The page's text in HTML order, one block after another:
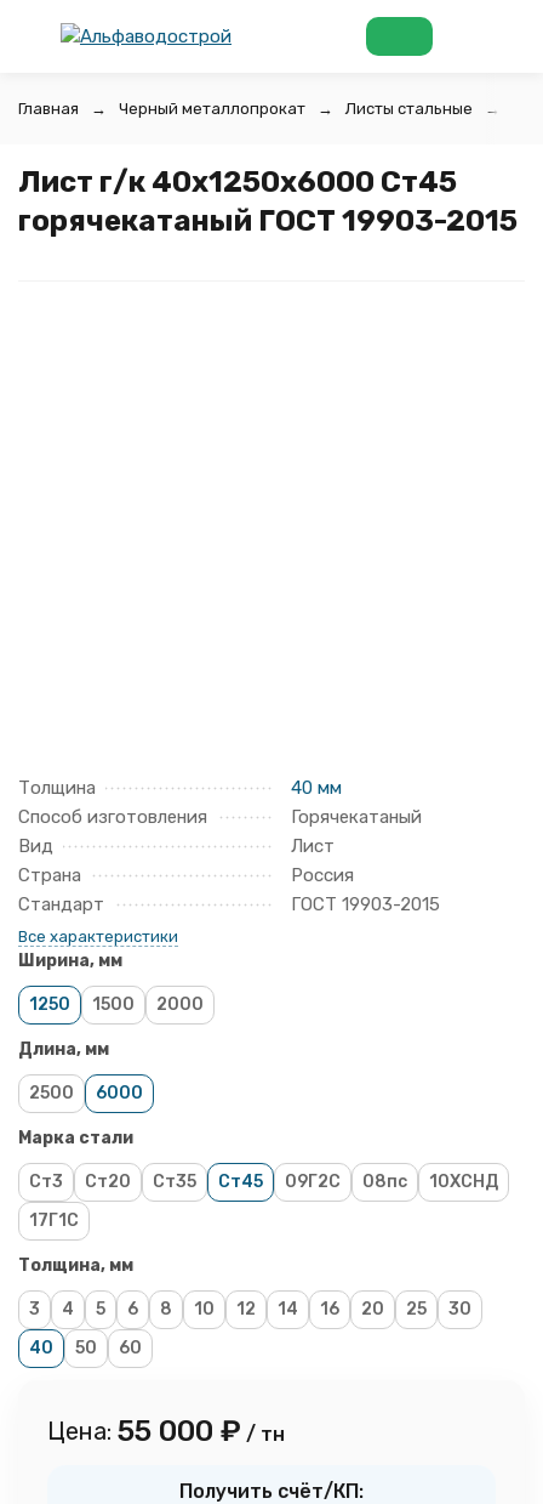
Главная Черный металлопрокат Листы стальные
Лист г/к 40х1250x6000 Ст45
горячекатаный ГОСТ 19903-2015
Толщина
40 мм
Способ изготовления
Горячекатаный
Вид
Лист
Страна
Россия
Стандарт
ГОСТ 19903-2015
Все характеристики
Ширина, мм
1250 1500 2000
Длина, мм
2500 6000
Марка стали
Ст3 Ст20 Ст35 Ст45 09Г2С 08пс
10ХСНД
17Г1С
Толщина, мм
3 4 5 6 8 10 12 14 16 20 25
30
40
50 60
Цена: 55 000 ₽ / тн
Получить счёт/КП: